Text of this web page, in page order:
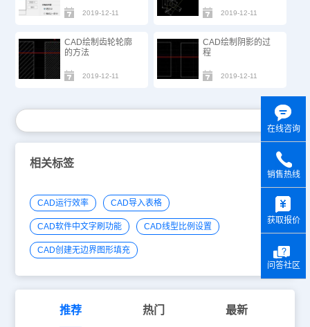
2019-12-11 2019-12-11
CAD绘制齿轮轮廓
的方法
2019-12-11
CAD绘制阴影的过
程
2019-12-11
相关标签
CAD运行效率 CAD导入表格
CAD软件中文字刷功能 CAD线型比例设置
CAD创建无边界图形填充
推荐 热门 最新
在线咨询
销售热线
获取报价
问答社区